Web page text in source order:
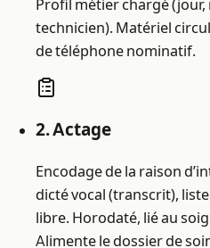
Profil métier chargé
technicien). Matériel
de téléphone nominatif.
2. Actage
Encodage de la raison
dicté vocal (transcrit),
libre. Horodaté, lié au
Alimente le dossier de